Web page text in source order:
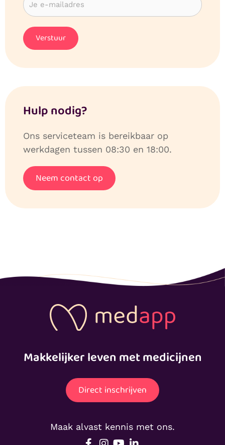
Hulp nodig?
Ons serviceteam is bereikbaar op
werkdagen tussen 08:30 en 18:00.
Neem contact op
Makkelijker leven met medicijnen
Direct inschrijven
Maak alvast kennis met ons.